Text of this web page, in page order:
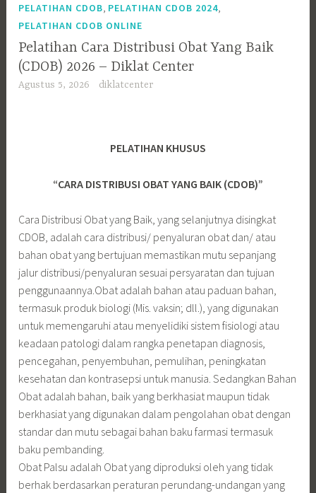
PELATIHAN CDOB PELATIHAN CDOB 2024
PELATIHAN CDOB ONLINE
Pelatihan Cara Distribusi Obat Yang Baik
(CDOB) 2026 – Diklat Center
Agustus 5, 2026 diklatcenter
PELATIHAN KHUSUS
“CARA DISTRIBUSI OBAT YANG BAIK (CDOB)”
Cara Distribusi Obat yang Baik, yang selanjutnya disingkat
CDOB, adalah cara distribusi/ penyaluran obat dan/ atau
bahan obat yang bertujuan memastikan mutu sepanjang
jalur distribusi/penyaluran sesuai persyaratan dan tujuan
penggunaannya.Obat adalah bahan atau paduan bahan,
termasuk produk biologi (Mis. vaksin; dll.), yang digunakan
untuk memengaruhi atau menyelidiki sistem fisiologi atau
keadaan patologi dalam rangka penetapan diagnosis,
pencegahan, penyembuhan, pemulihan, peningkatan
kesehatan dan kontrasepsi untuk manusia. Sedangkan Bahan
Obat adalah bahan, baik yang berkhasiat maupun tidak
berkhasiat yang digunakan dalam pengolahan obat dengan
standar dan mutu sebagai bahan baku farmasi termasuk
baku pembanding.
Obat Palsu adalah Obat yang diproduksi oleh yang tidak
berhak berdasarkan peraturan perundang-undangan yang